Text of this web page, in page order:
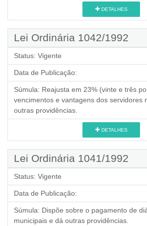
DETALHES
Lei Ordinária 1042/1992
Status: Vigente
Data de Publicação:
Súmula: Reajusta em 23% (vinte e três
vencimentos e vantagens dos servidores
outras providências.
DETALHES
Lei Ordinária 1041/1992
Status: Vigente
Data de Publicação:
Súmula: Dispõe sobre o pagamento de
municipais e dá outras providências.